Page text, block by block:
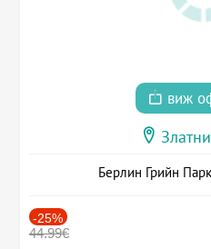
виж
Берлин Грийн
-25%
44.99€